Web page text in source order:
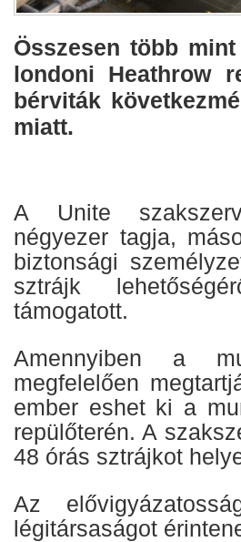
Összesen több
londoni Heathrow
bérviták
miatt.
A Unite
négyezer tagja,
biztonsági
sztrájk
támogatott.
Amennyiben a
megfelelően
ember eshet ki a
repülőterén. A
48 órás sztrájkot
Az
légitársaságot